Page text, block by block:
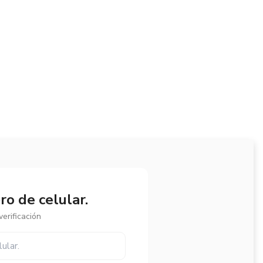
de celular.